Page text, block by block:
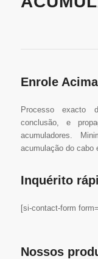
Enrole
Processo exacto
conclusão, e
acumuladores.
acumulação do cabo
Inquérito
[si-contact-form
Nossos